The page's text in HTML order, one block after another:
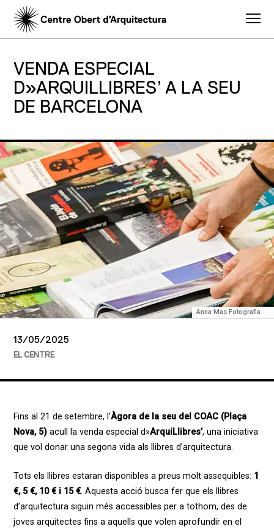
VENDA ESPECIAL
D»ARQUILLIBRES’ A LA SEU
DE BARCELONA
Anna Mas Fotografia
13/05/2025
EL CENTRE
Fins al 21 de setembre, l’Àgora de la seu del COAC (Plaça
Nova, 5)acull la venda especial d»ArquiLlibres’, una iniciativa
que vol donar una segona vida als llibres d’arquitectura.
Tots els llibres estaran disponibles a preus molt assequibles: 1
€, 5 €, 10 € i 15 €. Aquesta acció busca fer que els llibres
d’arquitectura siguin més accessibles per a tothom, des de
joves arquitectes fins a aquells que volen aprofundir en el